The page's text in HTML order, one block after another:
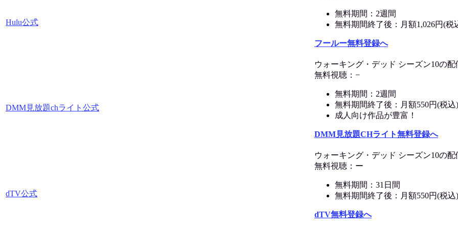
Hulu公式
無料期間：2週間
無料期間終了後：月額1,026円(税
フールー無料登録へ
DMM見放題chライト公式
ウォーキング・デッド シーズン10の配
無料視聴：−
無料期間：2週間
無料期間終了後：月額550円(税込)
成人向け作品が豊富！
DMM見放題CHライト無料登録へ
dTV公式
ウォーキング・デッド シーズン10の
無料視聴：ー
無料期間：31日間
無料期間終了後：月額550円(税込)
dTV無料登録へ